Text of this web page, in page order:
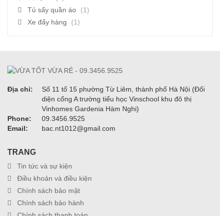
Tủ sấy quần áo
(1)
Xe đẩy hàng
(1)
Địa chỉ:
Số 11 tổ 15 phường Từ Liêm, thành phố Hà Nội (Đối
diện cổng A trường tiểu học Vinschool khu đô thị
Vinhomes Gardenia Hàm Nghi)
Phone:
09.3456.9525
Email:
bac.nt1012@gmail.com
TRANG
Tin tức và sự kiện
Điều khoản và điều kiện
Chính sách bảo mật
Chính sách bảo hành